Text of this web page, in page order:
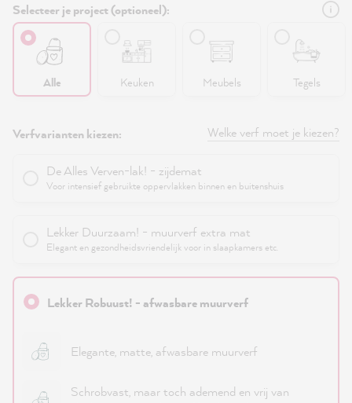
Selecteer je project (optioneel):
Alle Keuken Meubels Tegels
Verfvarianten kiezen: Welke verf moet je kiezen?
De Alles Verven-lak! - zijdemat
Voor intensief gebruikte oppervlakken binnen en buitenshuis
Lekker Duurzaam! - muurverf extra mat
Elegant en gezondheidsvriendelijk voor in slaapkamers etc.
Lekker Robuust! - afwasbare muurverf
Elegante, matte, afwasbare muurverf
Schrobvast, maar toch ademend en vrij van